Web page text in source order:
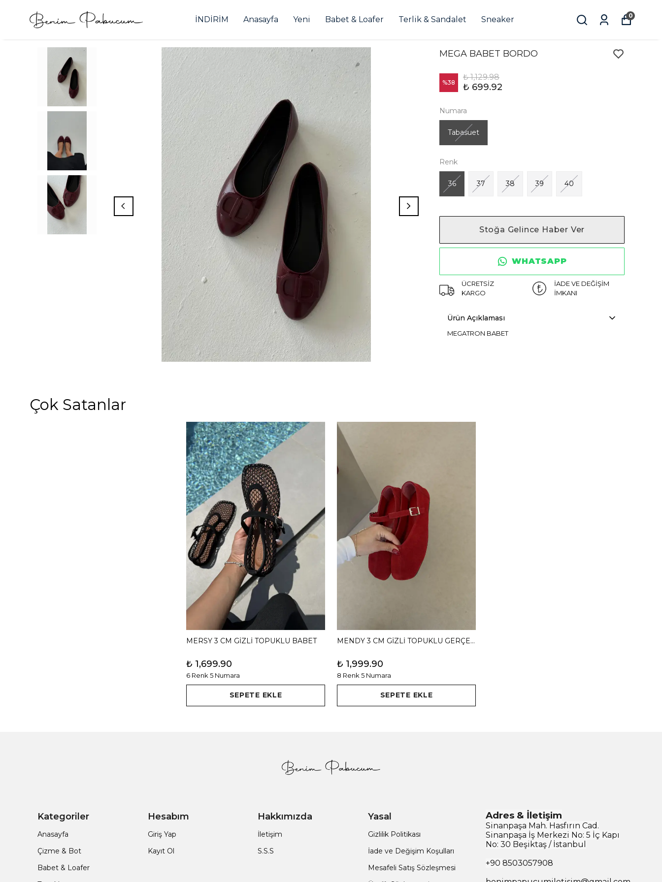
İNDİRİM Anasayfa Yeni Babet & Loafer Terlik & Sandalet Sneaker 0
MEGA BABET BORDO
%38
₺ 1,129.98
₺ 699.92
Numara
Tabasuet
Renk
36 37 38 39 40
Stoğa Gelince Haber Ver
WHATSAPP
ÜCRETSİZ
KARGO
İADE VE DEĞİŞİM
İMKANI
Ürün Açıklaması
MEGATRON BABET
Çok Satanlar
MERSY 3 CM GİZLİ TOPUKLU BABET
₺ 1,699.90
6 Renk 5 Numara
SEPETE EKLE
MENDY 3 CM GİZLİ TOPUKLU GERÇEK DERİ BABET
₺ 1,999.90
8 Renk 5 Numara
SEPETE EKLE
Kategoriler
Anasayfa
Çizme & Bot
Babet & Loafer
Hesabım
Giriş Yap
Kayıt Ol
Hakkımızda
İletişim
S.S.S
Yasal
Gizlilik Politikası
İade ve Değişim Koşulları
Mesafeli Satış Sözleşmesi
Adres & İletişim
Sinanpaşa Mah. Hasfırın Cad.
Sinanpaşa İş Merkezi No: 5 İç Kapı
No: 30 Beşiktaş / İstanbul
+90 8503057908